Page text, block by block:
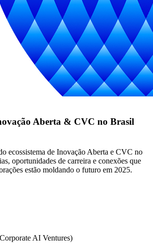
Aberta & CVC no Brasil
ecossistema de Inovação Aberta e CVC no
oportunidades de carreira e conexões que
estão moldando o futuro em 2025.